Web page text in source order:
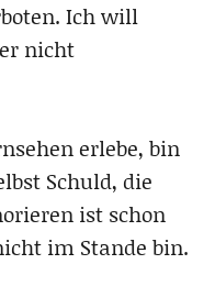
Ich will
nicht
erlebe, bin
Schuld, die
ist schon
im Stande bin.